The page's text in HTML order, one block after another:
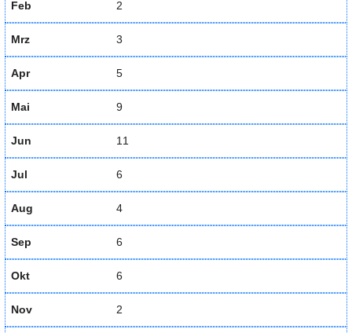
Feb 2
Mrz 3
Apr 5
Mai 9
Jun 11
Jul 6
Aug 4
Sep 6
Okt 6
Nov 2